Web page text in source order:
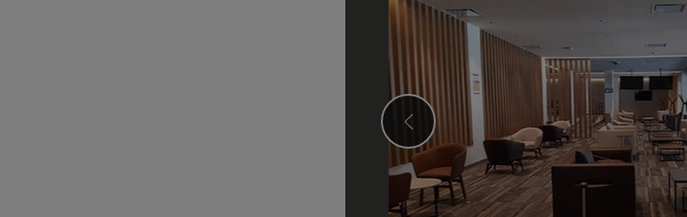
‹